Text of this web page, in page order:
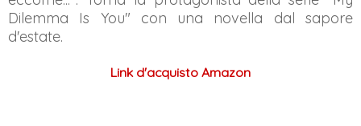
Dilemma Is You" con una novella dal sapore
d'estate.
Link d'acquisto Amazon